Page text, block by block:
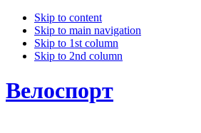
Skip to content
Skip to main navigation
Skip to 1st column
Skip to 2nd column
Велоспорт